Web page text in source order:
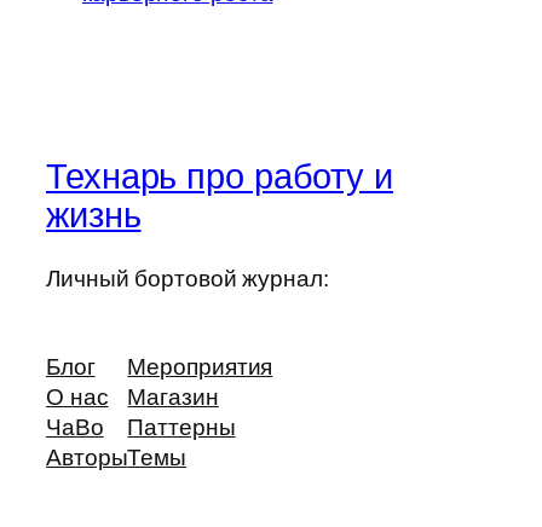
Технарь про работу и
жизнь
Личный бортовой журнал:
Блог
О нас
ЧаВо
Авторы
Мероприятия
Магазин
Паттерны
Темы